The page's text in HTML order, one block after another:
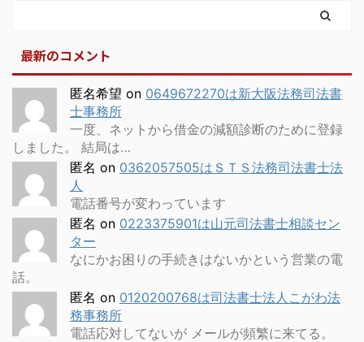
最新のコメント
匿名希望 on 0649672270は新大阪法務司法書
士事務所
一度、ネットから借金の減額診断のために登録
しました。 結局は…
匿名 on 0362057505はＳＴＳ法務司法書士法
人
電話番号が変わっています
匿名 on 0223375901は山元司法書士相談セン
ター
なにかお困りの手続きはないかという営業の電
話。
匿名 on 0120200768は司法書士法人こがわ法
務事務所
電話応対してないが メールが頻繁に来てる。